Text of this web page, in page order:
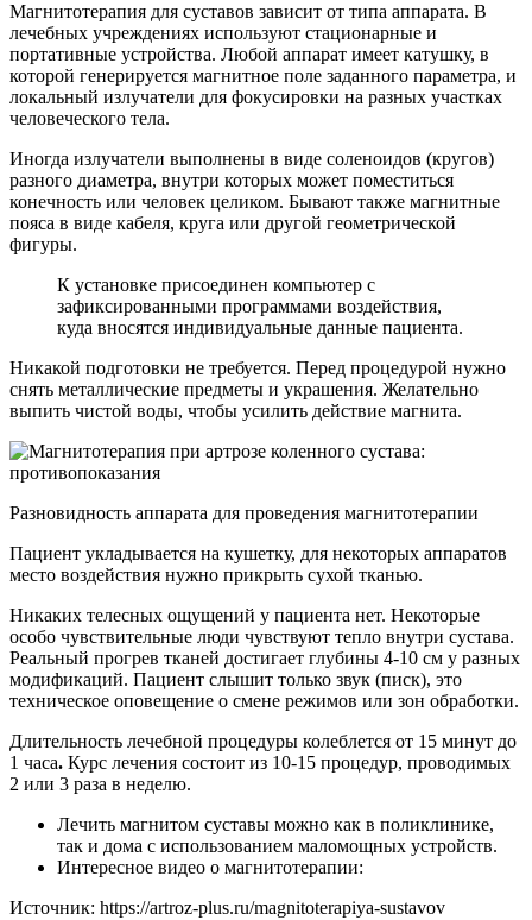
Магнитотерапия для суставов зависит от типа аппарата. В
лечебных учреждениях используют стационарные и
портативные устройства. Любой аппарат имеет катушку, в
которой генерируется магнитное поле заданного параметра, и
локальный излучатели для фокусировки на разных участках
человеческого тела.
Иногда излучатели выполнены в виде соленоидов (кругов)
разного диаметра, внутри которых может поместиться
конечность или человек целиком. Бывают также магнитные
пояса в виде кабеля, круга или другой геометрической
фигуры.
К установке присоединен компьютер с
зафиксированными программами воздействия,
куда вносятся индивидуальные данные пациента.
Никакой подготовки не требуется. Перед процедурой нужно
снять металлические предметы и украшения. Желательно
выпить чистой воды, чтобы усилить действие магнита.
Разновидность аппарата для проведения магнитотерапии
Пациент укладывается на кушетку, для некоторых аппаратов
место воздействия нужно прикрыть сухой тканью.
Никаких телесных ощущений у пациента нет. Некоторые
особо чувствительные люди чувствуют тепло внутри сустава.
Реальный прогрев тканей достигает глубины 4-10 см у разных
модификаций. Пациент слышит только звук (писк), это
техническое оповещение о смене режимов или зон обработки.
Длительность лечебной процедуры колеблется от 15 минут до
1 часа. Курс лечения состоит из 10-15 процедур, проводимых
2 или 3 раза в неделю.
Лечить магнитом суставы можно как в поликлинике,
так и дома с использованием маломощных устройств.
Интересное видео о магнитотерапии:
Источник: https://artroz-plus.ru/magnitoterapiya-sustavov